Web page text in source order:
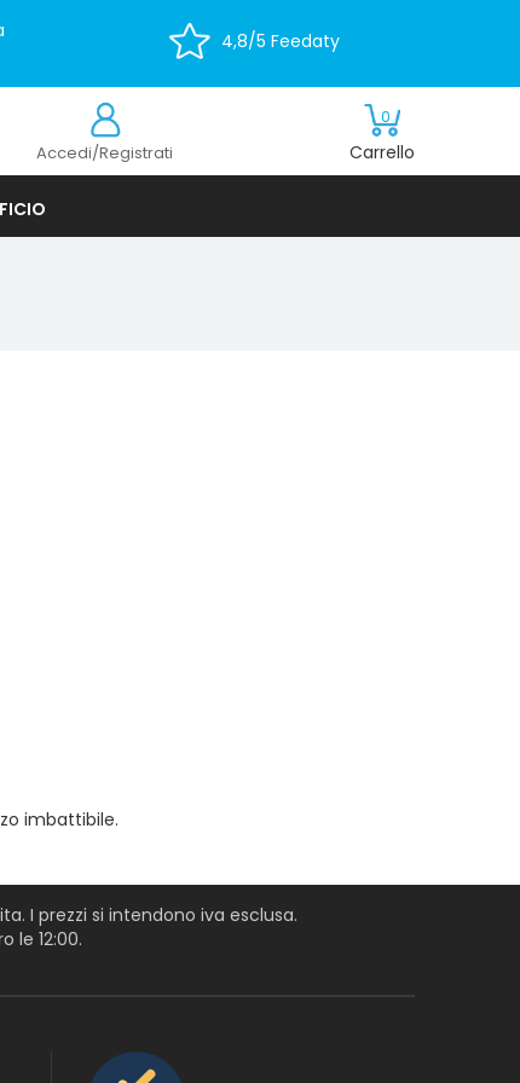
4,8/5 Feedaty
Accedi/Registrati
0
Carrello
imbattibile.
I prezzi si intendono iva esclusa.
le 12:00.